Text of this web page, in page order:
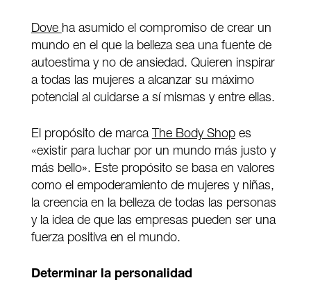
Dove ha asumido el compromiso de crear un
mundo en el que la belleza sea una fuente de
autoestima y no de ansiedad. Quieren inspirar
a todas las mujeres a alcanzar su máximo
potencial al cuidarse a sí mismas y entre ellas.
El propósito de marca The Body Shopes
«existir para luchar por un mundo más justo y
más bello». Este propósito se basa en valores
como el empoderamiento de mujeres y niñas,
la creencia en la belleza de todas las personas
y la idea de que las empresas pueden ser una
fuerza positiva en el mundo.
Determinar la personalidad